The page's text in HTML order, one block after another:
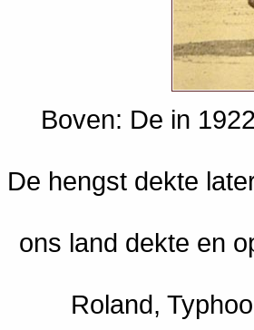
Boven: De in
De hengst dekte
ons land dekte en
Roland,